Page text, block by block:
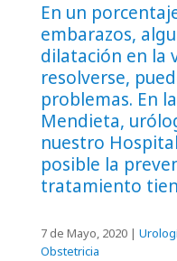
En un
embarazos,
dilatación en la
resolverse,
problemas. En
Mendieta,
nuestro
posible la
tratamiento
7 de Mayo, 2020 |
Obstetricia